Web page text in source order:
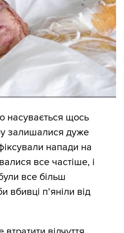
насувається щось
залишалися дуже
напади на
все частіше, і
все більш
вбивці п’яніли від